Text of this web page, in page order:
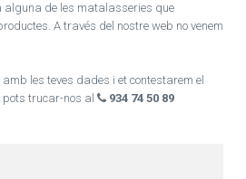
alguna de les matalasseries que
A través del nostre web no venem
les teves dades i et contestarem el
trucar-nos al
934 74 50 89